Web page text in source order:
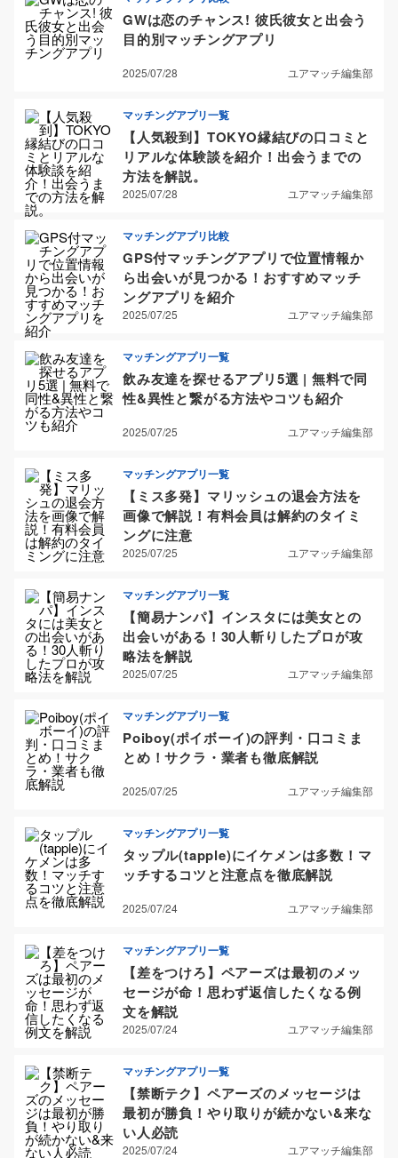
GWは恋のチャンス! 彼氏彼女と出会う
目的別マッチングアプリ
2025/07/28 ユアマッチ編集部
マッチングアプリ一覧
【人気殺到】TOKYO縁結びの口コミと
リアルな体験談を紹介！出会うまでの
方法を解説。
2025/07/28 ユアマッチ編集部
マッチングアプリ比較
GPS付マッチングアプリで位置情報か
ら出会いが見つかる！おすすめマッチ
ングアプリを紹介
2025/07/25 ユアマッチ編集部
マッチングアプリ一覧
飲み友達を探せるアプリ5選 | 無料で同
性&異性と繋がる方法やコツも紹介
2025/07/25 ユアマッチ編集部
マッチングアプリ一覧
【ミス多発】マリッシュの退会方法を
画像で解説！有料会員は解約のタイミ
ングに注意
2025/07/25 ユアマッチ編集部
マッチングアプリ一覧
【簡易ナンパ】インスタには美女との
出会いがある！30人斬りしたプロが攻
略法を解説
2025/07/25 ユアマッチ編集部
マッチングアプリ一覧
Poiboy(ポイボーイ)の評判・口コミま
とめ！サクラ・業者も徹底解説
2025/07/25 ユアマッチ編集部
マッチングアプリ一覧
タップル(tapple)にイケメンは多数！マ
ッチするコツと注意点を徹底解説
2025/07/24 ユアマッチ編集部
マッチングアプリ一覧
【差をつけろ】ペアーズは最初のメッ
セージが命！思わず返信したくなる例
文を解説
2025/07/24 ユアマッチ編集部
マッチングアプリ一覧
【禁断テク】ペアーズのメッセージは
最初が勝負！やり取りが続かない&来な
い人必読
2025/07/24 ユアマッチ編集部